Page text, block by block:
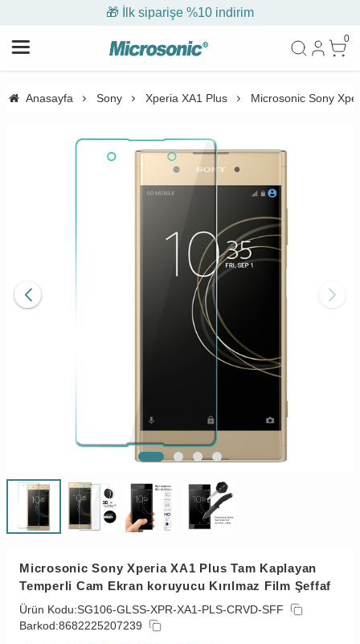
🎁 İlk siparişe %10 indirim
0
Anasayfa Sony Xperia XA1 Plus Microsonic Sony
Microsonic Sony Xperia XA1 Plus Tam Kaplayan
Temperli Cam Ekran koruyucu Kırılmaz Film Şeffaf
Ürün Kodu:SG106-GLSS-XPR-XA1-PLS-CRVD-SFF
Barkod:8682225207239